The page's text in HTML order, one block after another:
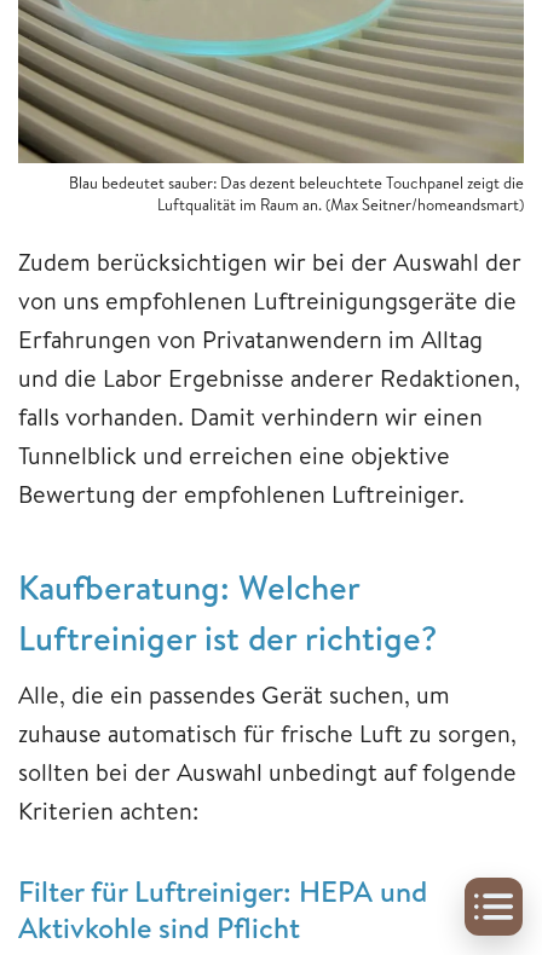
Blau bedeutet sauber: Das dezent beleuchtete Touchpanel zeigt die
Luftqualität im Raum an. (Max Seitner/homeandsmart)
Zudem berücksichtigen wir bei der Auswahl der
von uns empfohlenen Luftreinigungsgeräte die
Erfahrungen von Privatanwendern im Alltag
und die Labor Ergebnisse anderer Redaktionen,
falls vorhanden. Damit verhindern wir einen
Tunnelblick und erreichen eine objektive
Bewertung der empfohlenen Luftreiniger.
Kaufberatung: Welcher
Luftreiniger ist der richtige?
Alle, die ein passendes Gerät suchen, um
zuhause automatisch für frische Luft zu sorgen,
sollten bei der Auswahl unbedingt auf folgende
Kriterien achten:
Filter für Luftreiniger: HEPA und
Aktivkohle sind Pflicht